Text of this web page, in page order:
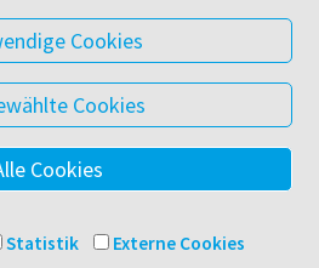
& Cookies
AGB
und Buchhandels AG
Cookies
Cookies
Cookies
Statistik Externe Cookies